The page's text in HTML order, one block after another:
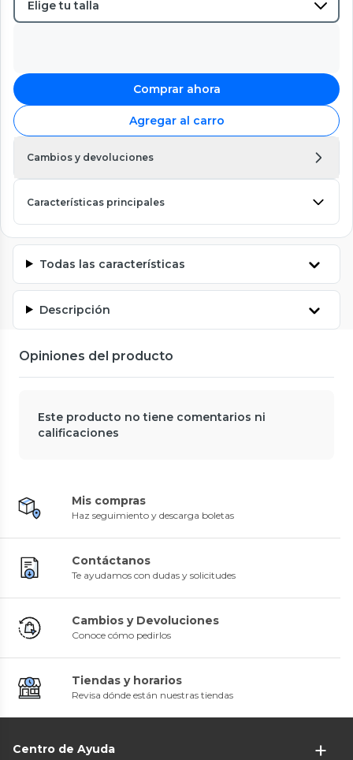
Comprar ahora
Agregar al carro
Cambios y devoluciones
Características principales
Todas las características
Descripción
Opiniones del producto
Este producto no tiene comentarios ni
calificaciones
Mis compras
Haz seguimiento y descarga boletas
Contáctanos
Te ayudamos con dudas y solicitudes
Cambios y Devoluciones
Conoce cómo pedirlos
Tiendas y horarios
Revisa dónde están nuestras tiendas
Centro de Ayuda